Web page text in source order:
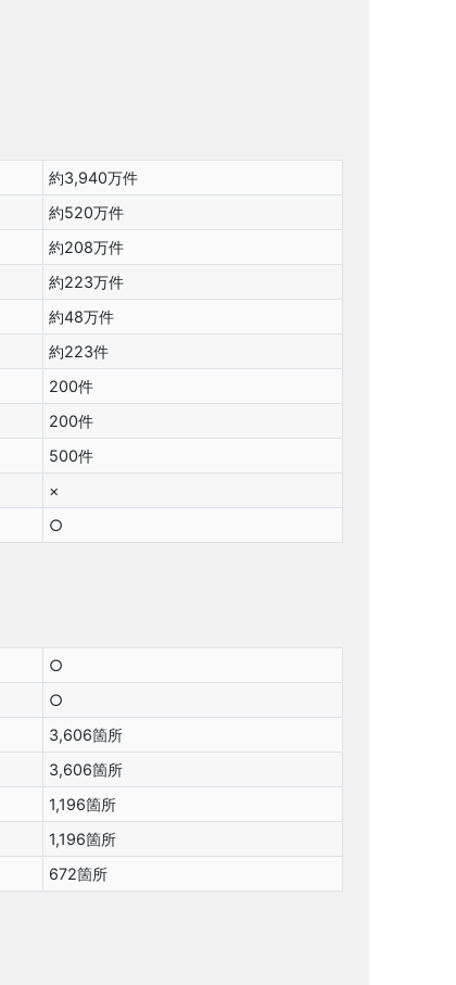
約3,940万件
約520万件
約208万件
約223万件
約48万件
約223件
200件
200件
500件
×
○
○
○
3,606箇所
3,606箇所
1,196箇所
1,196箇所
672箇所